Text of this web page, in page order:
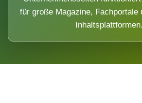
für große Magazine, Fachportale
Inhaltsplattformen.